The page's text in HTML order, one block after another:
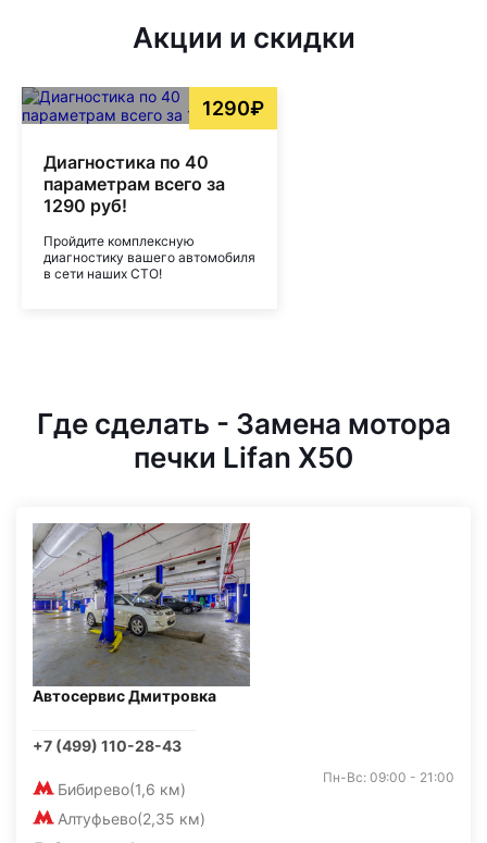
Акции и скидки
1290₽
Диагностика по 40
параметрам всего за
1290 руб!
Пройдите комплексную
диагностику вашего автомобиля
в сети наших СТО!
Где сделать - Замена мотора
печки Lifan X50
Автосервис Дмитровка
+7 (499) 110-28-43
Бибирево(1,6 км)
Алтуфьево(2,35 км)
Пн-Вс: 09:00 - 21:00